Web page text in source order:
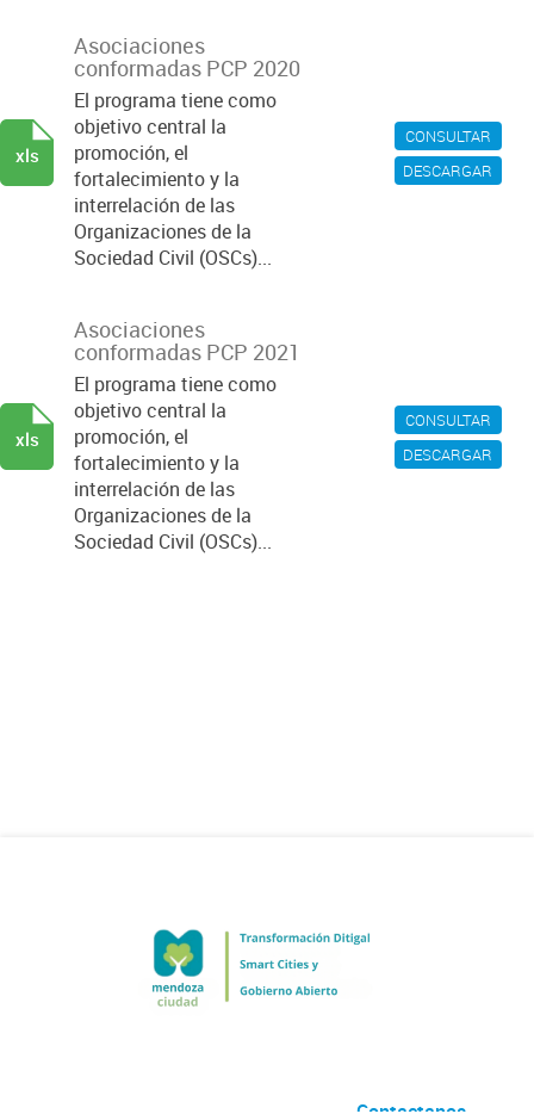
CONSULTAR
DESCARGAR
Asociaciones
conformadas PCP 2020
El programa tiene como
objetivo central la
promoción, el
fortalecimiento y la
interrelación de las
Organizaciones de la
Sociedad Civil (OSCs)...
xls
CONSULTAR
DESCARGAR
Asociaciones
conformadas PCP 2021
El programa tiene como
objetivo central la
promoción, el
fortalecimiento y la
interrelación de las
Organizaciones de la
Sociedad Civil (OSCs)...
xls